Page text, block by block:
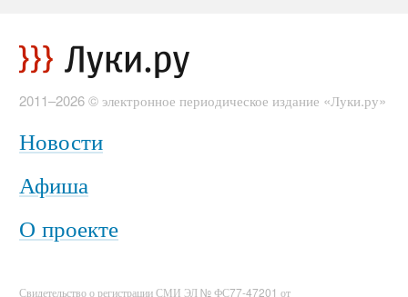
2011–2026 © электронное периодическое издание «Луки.ру»
Новости
Афиша
О проекте
Свидетельство о регистрации СМИ ЭЛ № ФС77-47201 от